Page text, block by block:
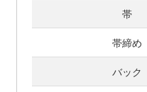
帯
帯締め
バック